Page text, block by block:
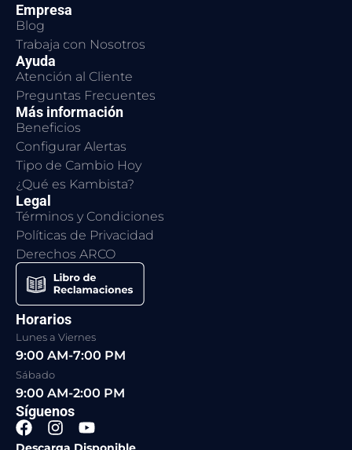
Empresa
Blog
Trabaja con Nosotros
Ayuda
Atención al Cliente
Preguntas Frecuentes
Más información
Beneficios
Configurar Alertas
Tipo de Cambio Hoy
¿Qué es Kambista?
Legal
Términos y Condiciones
Políticas de Privacidad
Derechos ARCO
Horarios
Lunes a Viernes
9:00 AM-7:00 PM
Sábado
9:00 AM-2:00 PM
Síguenos
F
a
I
n
Y
o